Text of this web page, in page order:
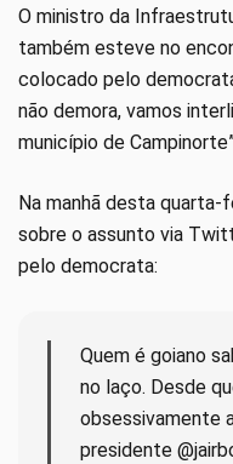
O ministro da
também esteve no
colocado pelo
não demora, vamos
município de
Na manhã desta quarta-
sobre o assunto via
pelo democrata:
Quem é goiano
no laço. Desde
obsessivamente
presidente